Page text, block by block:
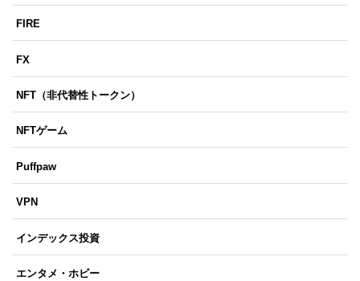
FIRE
FX
NFT（非代替性トークン）
NFTゲーム
Puffpaw
VPN
インデックス投資
エンタメ・ホビー